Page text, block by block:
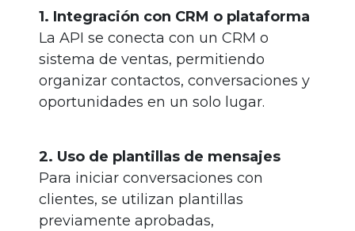
1. Integración con CRM o plataforma
La API se conecta con un CRM o
sistema de ventas, permitiendo
organizar contactos, conversaciones y
oportunidades en un solo lugar.
2. Uso de plantillas de mensajes
Para iniciar conversaciones con
clientes, se utilizan plantillas
previamente aprobadas,